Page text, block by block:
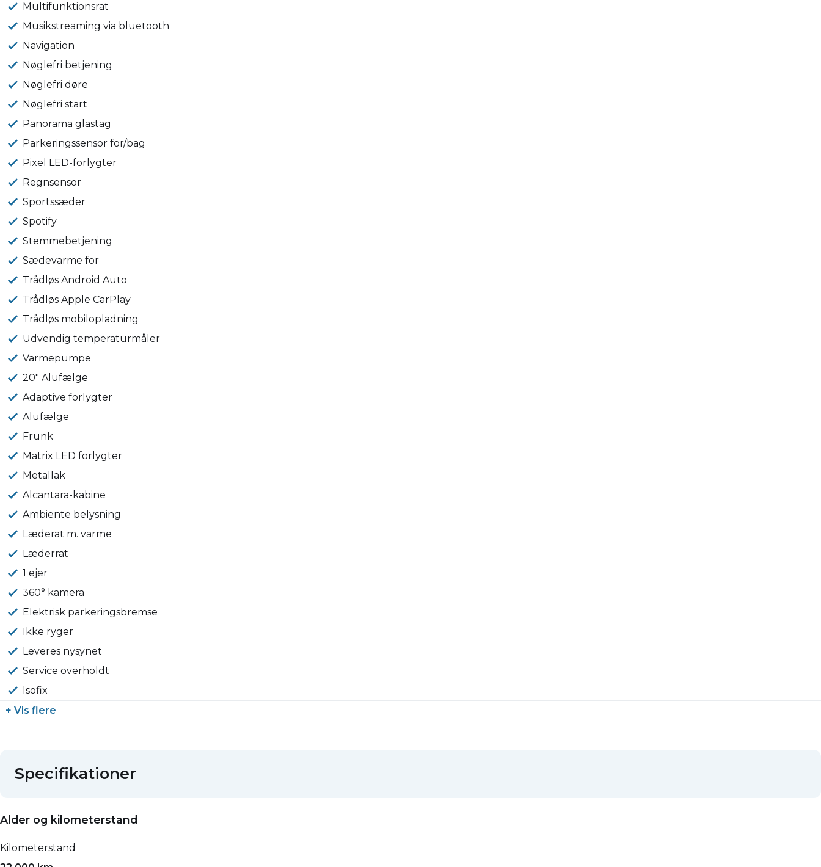
Multifunktionsrat
Musikstreaming via bluetooth
Navigation
Nøglefri betjening
Nøglefri døre
Nøglefri start
Panorama glastag
Parkeringssensor for/bag
Pixel LED-forlygter
Regnsensor
Sportssæder
Spotify
Stemmebetjening
Sædevarme for
Trådløs Android Auto
Trådløs Apple CarPlay
Trådløs mobilopladning
Udvendig temperaturmåler
Varmepumpe
20" Alufælge
Adaptive forlygter
Alufælge
Frunk
Matrix LED forlygter
Metallak
Alcantara-kabine
Ambiente belysning
Læderat m. varme
Læderrat
1 ejer
360° kamera
Elektrisk parkeringsbremse
Ikke ryger
Leveres nysynet
Service overholdt
Isofix
+ Vis flere
Specifikationer
Alder og kilometerstand
Kilometerstand